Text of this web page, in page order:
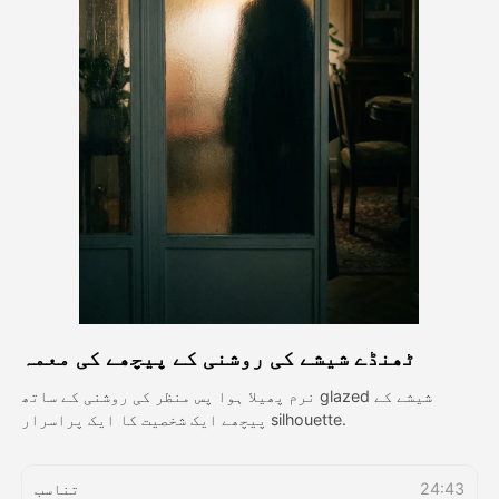
اویٹار ویڈیو
اے ویڈیو
اے فوٹو
دیگر اوزار
تمام ٹیمپلیٹس دیکھیں
گیلری
ٹھنڈے شیشے کی روشنی کے پیچھے کی معمہ
نرم پھیلا ہوا پس منظر کی روشنی کے ساتھ glazed شیشے کے
پیچھے ایک شخصیت کا ایک پراسرار silhouette.
تناسب
24:43